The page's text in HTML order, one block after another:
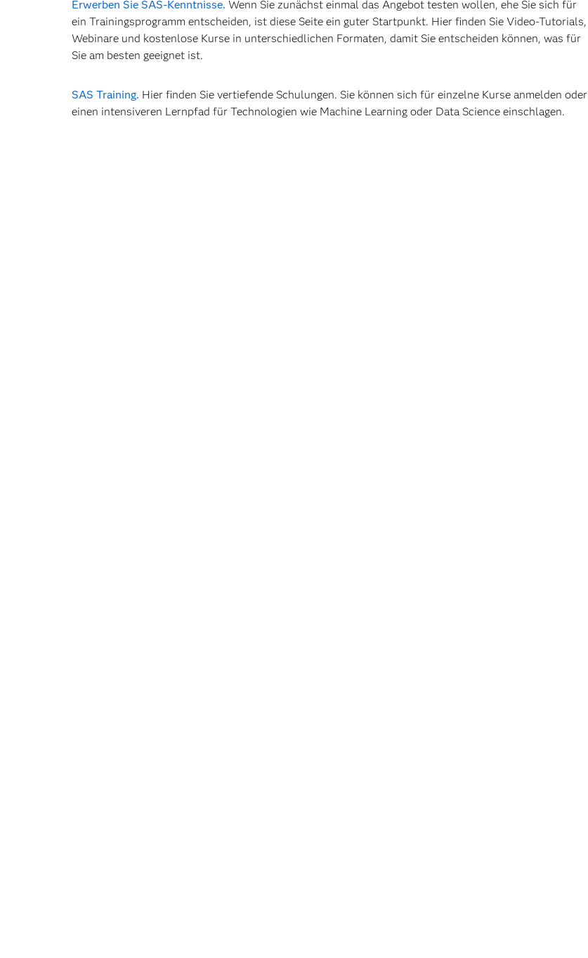
Erwerben Sie SAS-Kenntnisse. Wenn Sie zunächst einmal das Angebot testen wollen, ehe Sie sich für
ein Trainingsprogramm entscheiden, ist diese Seite ein guter Startpunkt. Hier finden Sie Video-Tutorials,
Webinare und kostenlose Kurse in unterschiedlichen Formaten, damit Sie entscheiden können, was für
Sie am besten geeignet ist.
SAS Training. Hier finden Sie vertiefende Schulungen. Sie können sich für einzelne Kurse anmelden oder
einen intensiveren Lernpfad für Technologien wie Machine Learning oder Data Science einschlagen.